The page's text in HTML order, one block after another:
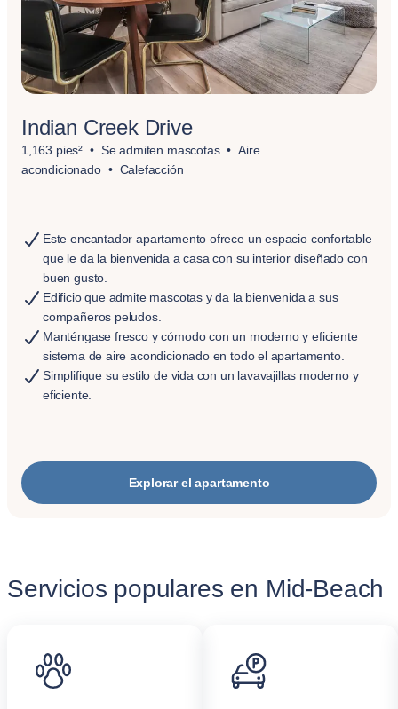
Indian Creek Drive
1,163 pies² Se admiten mascotas
Aire
acondicionado
Calefacción
Este encantador apartamento ofrece un espacio confortable
que le da la bienvenida a casa con su interior diseñado con
buen gusto.
Edificio que admite mascotas y da la bienvenida a sus
compañeros peludos.
Manténgase fresco y cómodo con un moderno y eficiente
sistema de aire acondicionado en todo el apartamento.
Simplifique su estilo de vida con un lavavajillas moderno y
eficiente.
Explorar el apartamento
Servicios populares en Mid-Beach